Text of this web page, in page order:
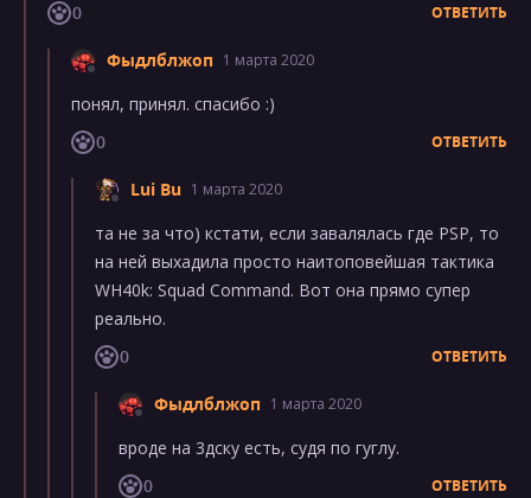
0
ОТВЕТИТЬ
Фыдлблжоп 1 марта 2020
понял, принял. спасибо :)
0
ОТВЕТИТЬ
Lui Bu 1 марта 2020
та не за что) кстати, если завалялась где PSP, то
на ней выхадила просто наитоповейшая тактика
WH40k: Squad Command. Вот она прямо супер
реально.
0
ОТВЕТИТЬ
Фыдлблжоп 1 марта 2020
вроде на 3дску есть, судя по гуглу.
0
ОТВЕТИТЬ